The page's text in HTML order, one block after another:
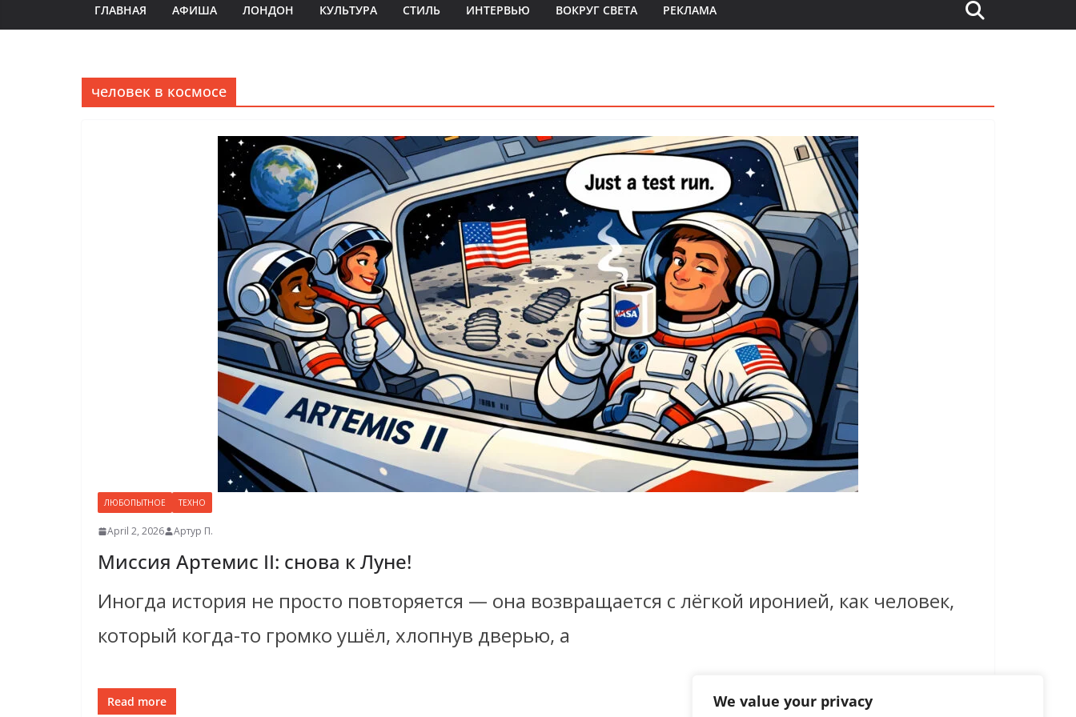
We value your privacy
ГЛАВНАЯ АФИША ЛОНДОН КУЛЬТУРА СТИЛЬ ИНТЕРВЬЮ ВОКРУГ СВЕТА РЕКЛАМА
человек в космосе
ЛЮБОПЫТНОЕ ТЕХНО
April 2, 2026 Артур П.
Миссия Артемис II: снова к Луне!
Иногда история не просто повторяется — она возвращается с лёгкой иронией, как человек,
который когда-то громко ушёл, хлопнув дверью, а
Read more